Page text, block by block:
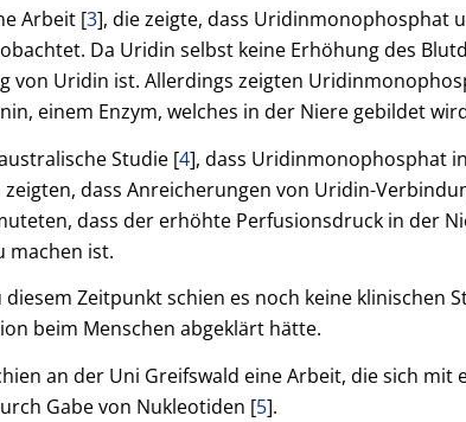
Arbeit [3], die zeigte, dass Uridinmonophosphat
Da Uridin selbst keine Erhöhung des
von Uridin ist. Allerdings zeigten
einem Enzym, welches in der Niere gebildet
Studie [4], dass Uridinmonophosphat
dass Anreicherungen von Uridin-
dass der erhöhte Perfusionsdruck in der
machen ist.
diesem Zeitpunkt schien es noch keine
beim Menschen abgeklärt hätte.
an der Uni Greifswald eine Arbeit, die sich
Gabe von Nukleotiden [5].